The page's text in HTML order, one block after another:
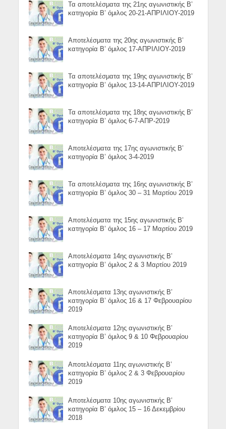
Τα αποτελέσματα της 21ης αγωνιστικής Β’
κατηγορία Β’ όμιλος 20-21-ΑΠΡΙΛΙΟΥ-2019
Αποτελέσματα της 20ης αγωνιστικής Β’
κατηγορία Β’ όμιλος 17-ΑΠΡΙΛΙΟΥ-2019
Τα αποτελέσματα της 19ης αγωνιστικής Β’
κατηγορία Β’ όμιλος 13-14-ΑΠΡΙΛΙΟΥ-2019
Τα αποτελέσματα της 18ης αγωνιστικής Β’
κατηγορία Β’ όμιλος 6-7-ΑΠΡ-2019
Αποτελέσματα της 17ης αγωνιστικής Β’
κατηγορία Β’ όμιλος 3-4-2019
Τα αποτελέσματα της 16ης αγωνιστικής Β’
κατηγορία Β’ όμιλος 30 – 31 Μαρτίου 2019
Αποτελέσματα της 15ης αγωνιστικής Β’
κατηγορία Β’ όμιλος 16 – 17 Μαρτίου 2019
Αποτελέσματα 14ης αγωνιστικής Β’
κατηγορία Β’ όμιλος 2 & 3 Μαρτίου 2019
Αποτελέσματα 13ης αγωνιστικής Β’
κατηγορία Β’ όμιλος 16 & 17 Φεβρουαρίου
2019
Αποτελέσματα 12ης αγωνιστικής Β’
κατηγορία Β’ όμιλος 9 & 10 Φεβρουαρίου
2019
Αποτελέσματα 11ης αγωνιστικής Β’
κατηγορία Β’ όμιλος 2 & 3 Φεβρουαρίου
2019
Αποτελέσματα 10ης αγωνιστικής Β’
κατηγορία Β’ όμιλος 15 – 16 Δεκεμβρίου
2018